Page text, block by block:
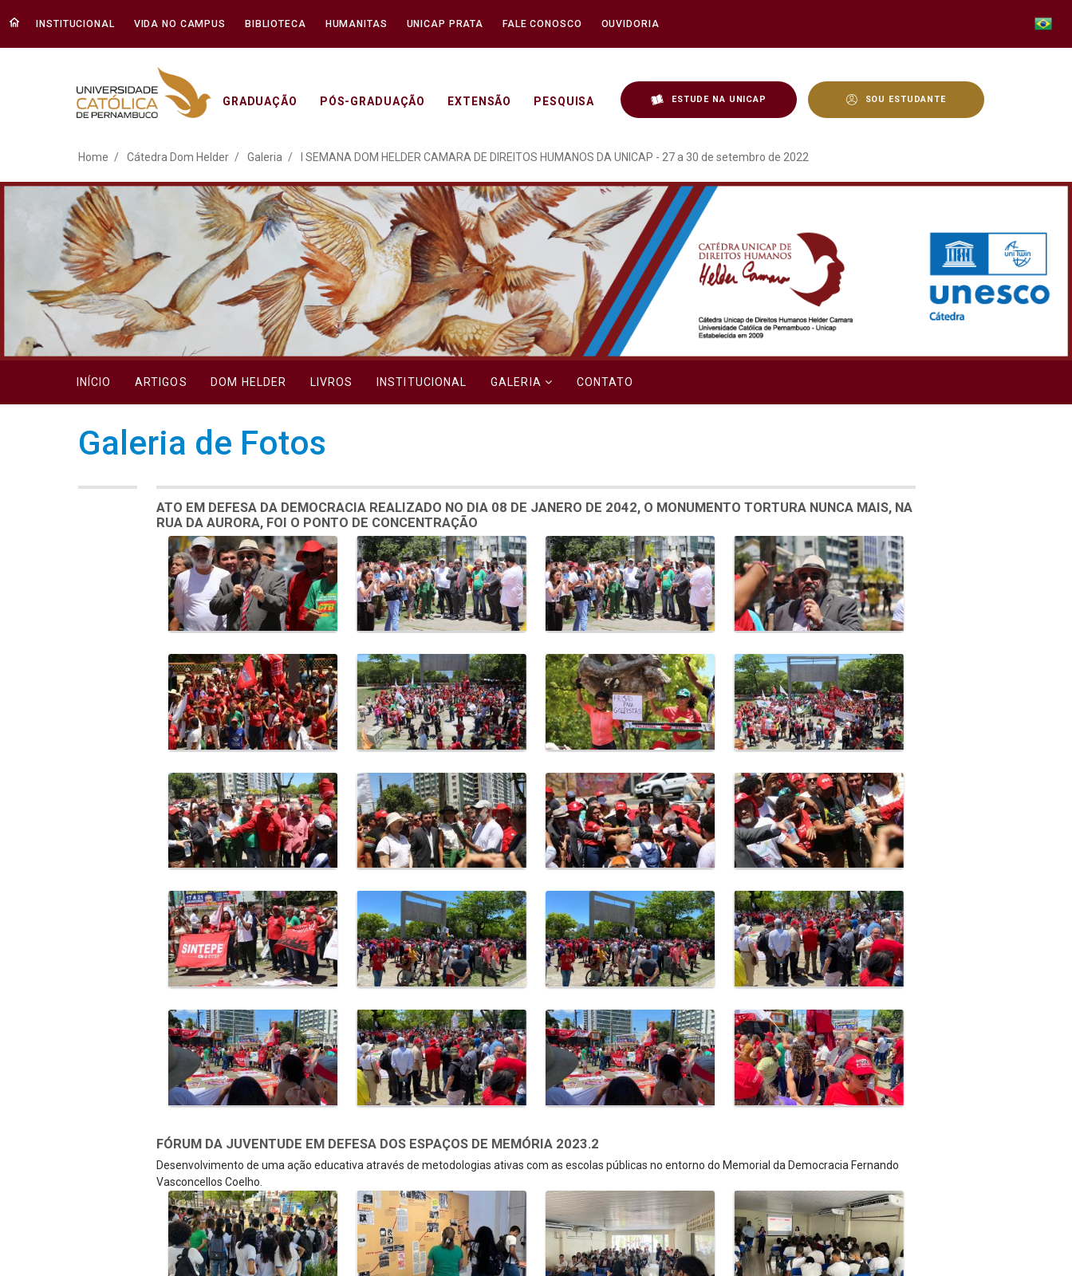
INSTITUCIONAL VIDA NO CAMPUS BIBLIOTECA HUMANITAS UNICAP PRATA FALE CONOSCO OUVIDORIA
GRADUAÇÃO PÓS-GRADUAÇÃO EXTENSÃO PESQUISA ESTUDE NA UNICAP SOU ESTUDANTE
ATO EM DEFESA DA DEMOCRACIA REALIZADO NO DIA 08 DE
Home Cátedra Dom Helder Galeria I SEMANA DOM HELDER CAMARA DE DIREITOS HUMANOS DA UNICAP - 27 a 30 de setembro de 2022
INÍCIO ARTIGOS DOM HELDER LIVROS INSTITUCIONAL GALERIA CONTATO
Galeria de Fotos
ATO EM DEFESA DA DEMOCRACIA REALIZADO NO DIA 08 DE JANERO DE 2042, O MONUMENTO TORTURA NUNCA MAIS, NA
RUA DA AURORA, FOI O PONTO DE CONCENTRAÇÃO
Galeria de Mídias
FÓRUM DA JUVENTUDE EM DEFESA DOS ESPAÇOS DE MEMÓRIA 2023.2
Desenvolvimento de uma ação educativa através de metodologias ativas com as escolas públicas no entorno do Memorial da Democracia Fernando
Vasconcellos Coelho.
Galeria de Mídias